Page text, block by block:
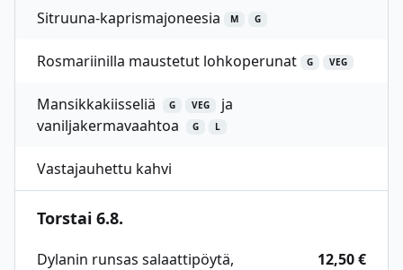
Sitruuna-kaprismajoneesia M G
Rosmariinilla maustetut lohkoperunat G VEG
Mansikkakiisseliä G VEG
ja
vaniljakermavaahtoa
G L
Vastajauhettu kahvi
Torstai 6.8.
Dylanin runsas salaattipöytä,
12,50 €